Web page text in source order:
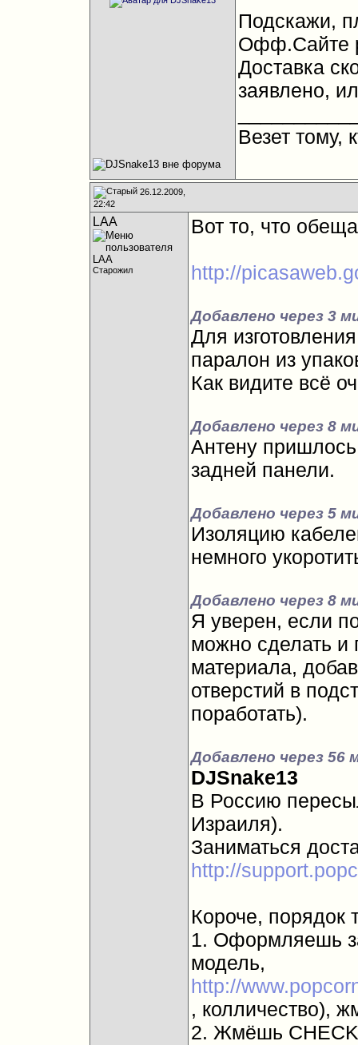
Подскажи,
Офф.Сайте
Доставка
заявлено,
Везет тому,
26.12.2009,
22:42
LAA
Старожил
Вот то, что
http://
Добавлено через 3
Для
паралон из
Как видите всё
Добавлено через 8
Антену
задней панели.
Добавлено через 5
Изоляцию
немного
Добавлено через 8
Я уверен, если
можно сделать и
материала,
отверстий в
поработать).
Добавлено через 56
DJSnake13
В Россию
Израиля).
Заниматься
http://
Короче, порядок
1. Оформляешь
модель,
http://
, колличество),
2. Жмёшь CHECK